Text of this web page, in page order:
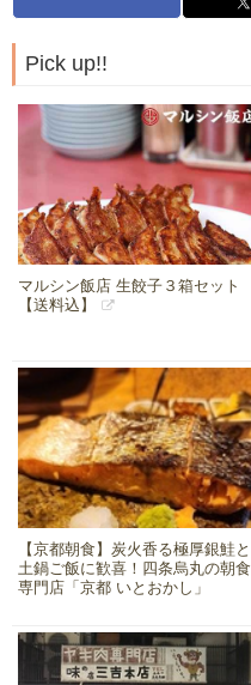
Pick up!!
マルシン飯店 生餃子３箱セット
【送料込】
【京都朝食】炭火香る極厚銀鮭と
土鍋ご飯に歓喜！四条烏丸の朝食
専門店「京都 いとおかし」